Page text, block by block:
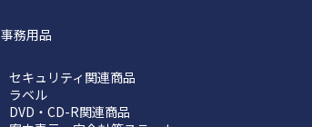
事務用品
セキュリティ関連商品
ラベル
DVD・CD-R関連商品